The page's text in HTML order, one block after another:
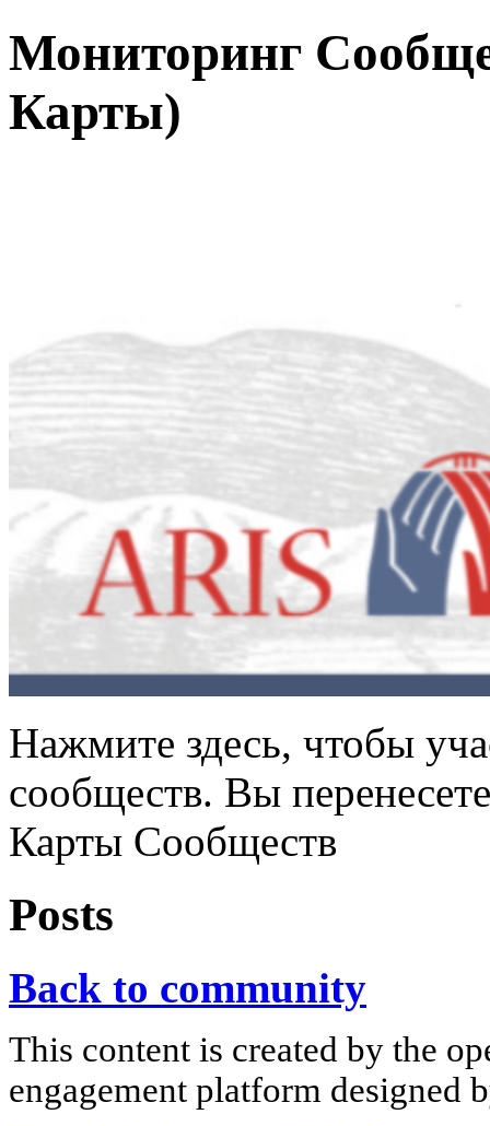
Мониторинг
Карты)
Нажмите здесь, чтобы
сообществ. Вы
Карты Сообществ
Posts
Back to community
This content is created by the
engagement platform designed